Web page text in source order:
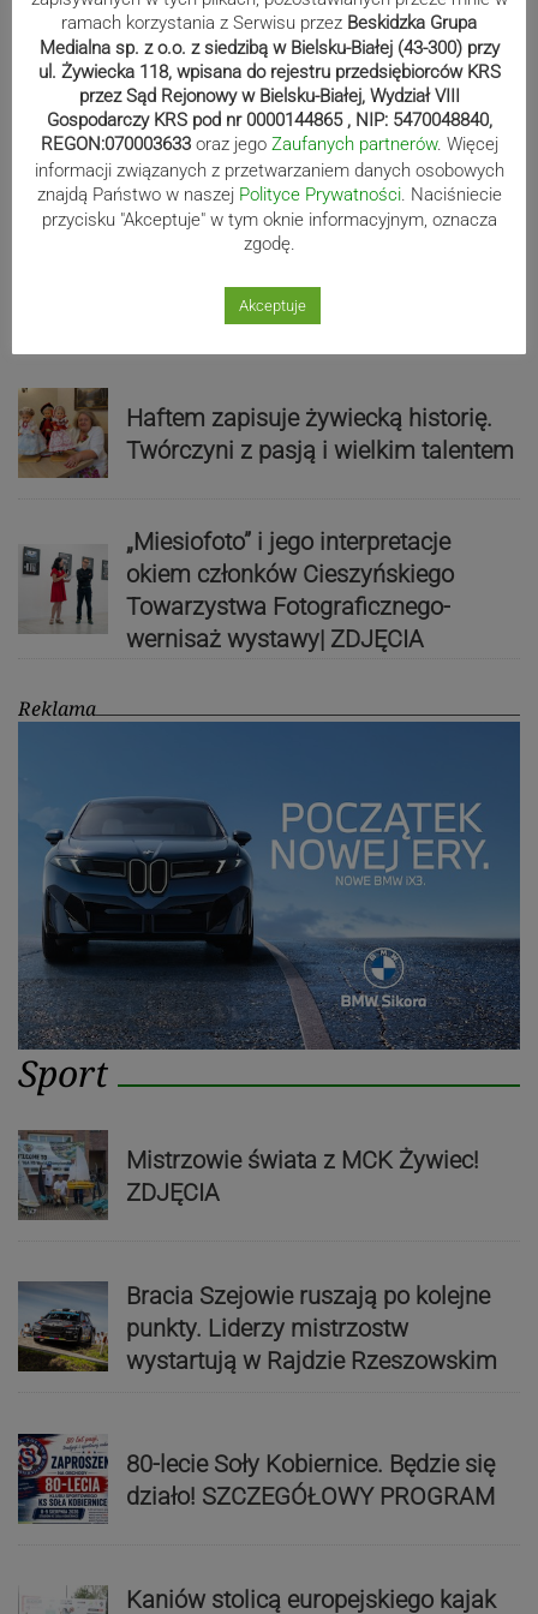
zebrzydowickim urzędzie
Koniec skoczowskiej „Syberii”.
Budynek zostanie rozebrany
chodniki. Gdzie ich szukać?
Haftem zapisuje żywiecką historię.
Twórczyni z pasją i wielkim talentem
„Miesiofoto” i jego interpretacje
okiem członków Cieszyńskiego
Towarzystwa Fotograficznego-
wernisaż wystawy| ZDJĘCIA
Reklama
Sport
Mistrzowie świata z MCK Żywiec!
ZDJĘCIA
Bracia Szejowie ruszają po kolejne
punkty. Liderzy mistrzostw
wystartują w Rajdzie Rzeszowskim
80-lecie Soły Kobiernice. Będzie się
działo! SZCZEGÓŁOWY PROGRAM
Kaniów stolicą europejskiego kajak
ramach korzystania z Serwisu przez Beskidzka Grupa
Medialna sp. z o.o. z siedzibą w Bielsku-Białej (43-300) przy
ul. Żywiecka 118, wpisana do rejestru przedsiębiorców KRS
przez Sąd Rejonowy w Bielsku-Białej, Wydział VIII
Gospodarczy KRS pod nr 0000144865 , NIP: 5470048840,
REGON:070003633 oraz jego Zaufanych partnerów. Więcej
informacji związanych z przetwarzaniem danych osobowych
znajdą Państwo w naszej Polityce Prywatności. Naciśniecie
przycisku "Akceptuje" w tym oknie informacyjnym, oznacza
zgodę.
Akceptuje